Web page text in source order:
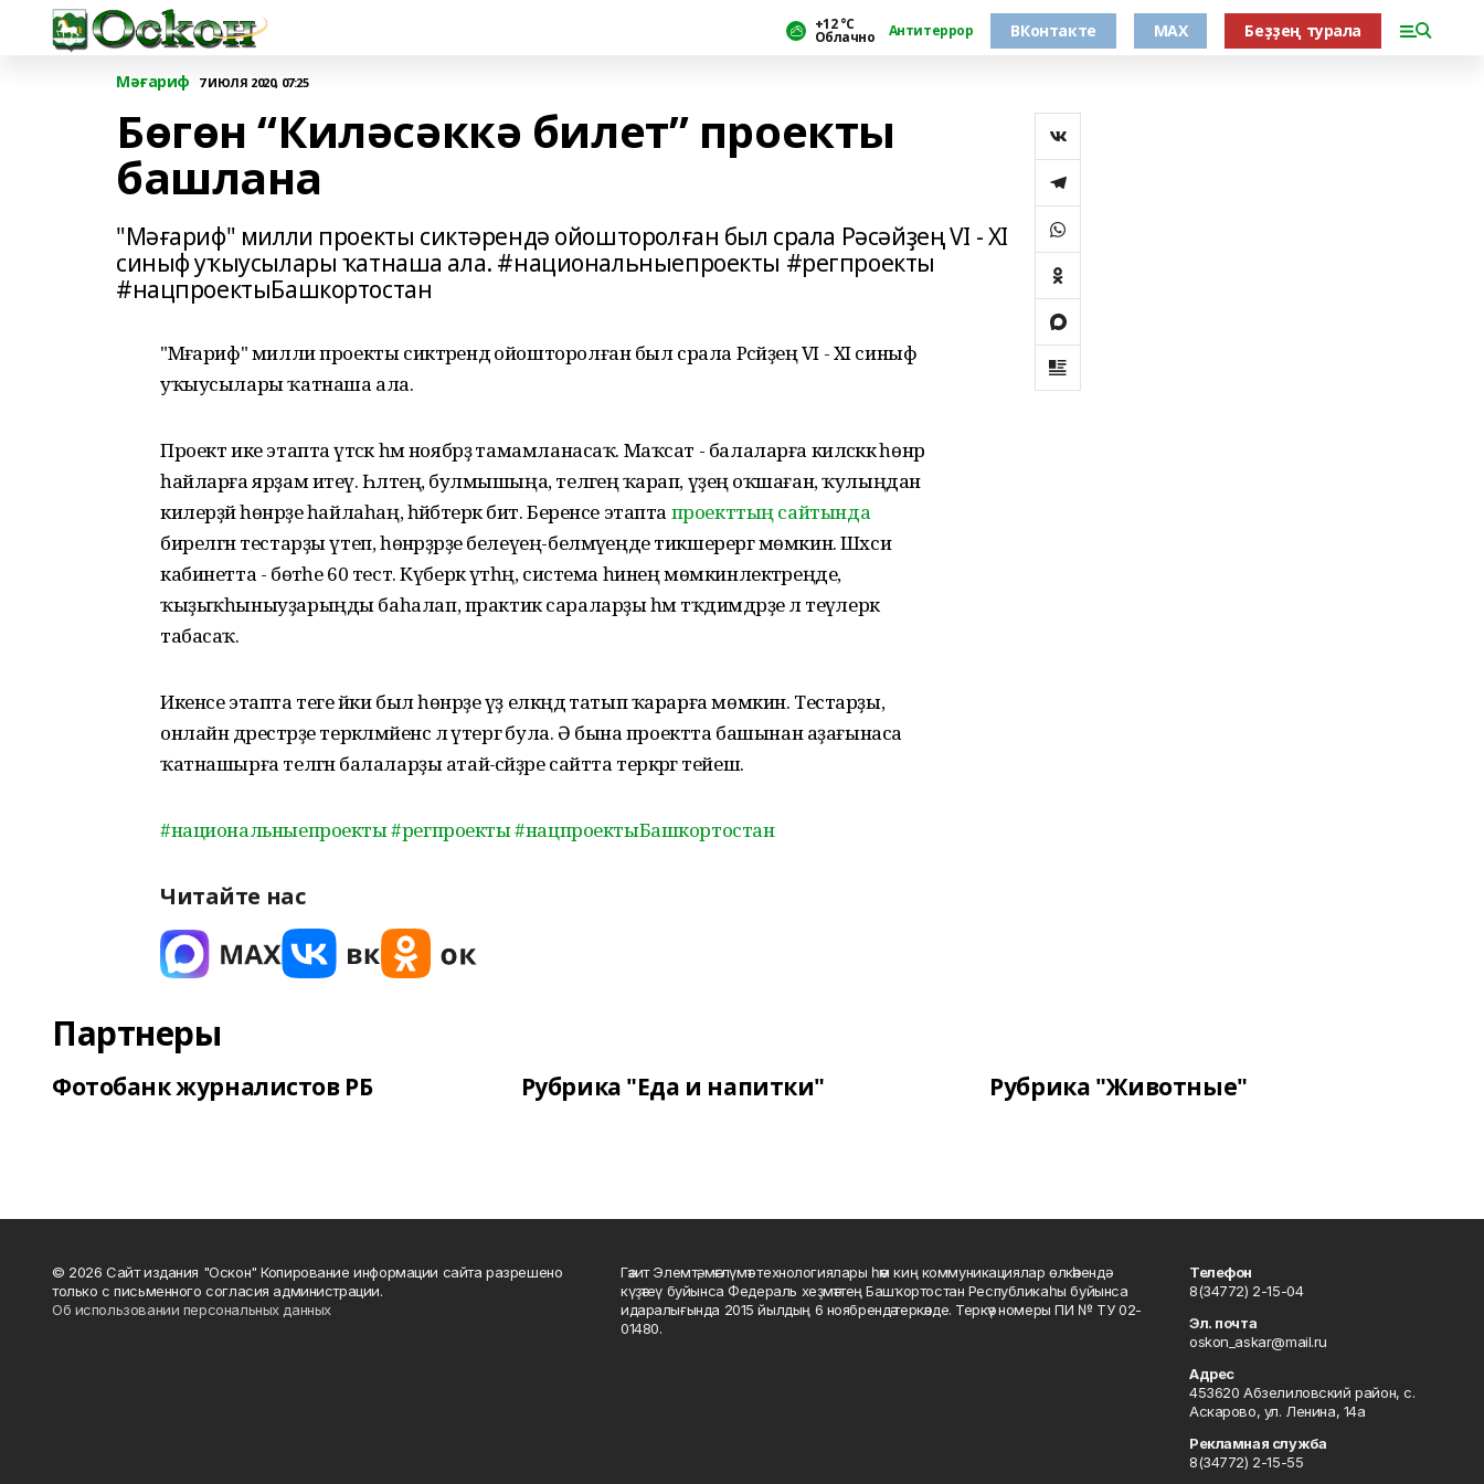
+12 °С
Облачно Антитеррор ВКонтакте MAX Беҙҙең турала
Мәғариф 7 ИЮЛЯ 2020, 07:25
Бөгөн “Киләсәккә билет” проекты
башлана
"Мәғариф" милли проекты сиктәрендә ойошторолған был срала Рәсәйҙең VI - XI
cиныф уҡыусылары ҡатнаша ала. #национальныепроекты #регпроекты
#нацпроектыБашкортостан
"Мәғариф" милли проекты сиктәрендә ойошторолған был срала Рәсәйҙең VI - XI cиныф
уҡыусылары ҡатнаша ала.
Проект ике этапта үтәсәк һәм ноябрҙә тамамланасаҡ. Маҡсат - балаларға киләсәккә һөнәр
һайларға ярҙам итеү. Һәләтеңә, булмышыңа, теләгеңә ҡарап, үҙеңә оҡшаған, ҡулыңдан
килерҙәй һөнәрҙе һайлаһаң, һәйбәтерәк бит. Беренсе этапта проекттың сайтында
бирелгән тестарҙы үтеп, һөнәрҙәрҙе белеүең-белмәүеңде тикшерергә мөмкин. Шәхси
кабинетта - бөтәһе 60 тест. Күберәк үтһәң, система һинең мөмкинлектәреңде,
ҡыҙыҡһыныуҙарыңды баһалап, практик сараларҙы һәм тәҡдимдәрҙе лә теүәлерәк
табасаҡ.
Икенсе этапта теге йәки был һөнәрҙе үҙ елкәңдә татып ҡарарға мөмкин. Тестарҙы,
онлайн дәрестәрҙе теркәлмәйенсә лә үтергә була. Ә бына проектта башынан аҙағынаса
ҡатнашырға теләгән балаларҙы атай-әсәйҙәре сайтта теркәргә тейеш.
#национальныепроекты#регпроекты#нацпроектыБашкортостан
Читайте нас
Партнеры
Фотобанк журналистов РБ Рубрика "Еда и напитки" Рубрика "Животные"
© 2026 Сайт издания "Оскон" Копирование информации сайта разрешено
только с письменного согласия администрации.
Об использовании персональных данных
Гәзит Элемтә, мәғлүмәт технологиялары һәм киң коммуникациялар өлкәһендә
күҙәтеү буйынса Федераль хеҙмәттең Башҡортостан Республикаһы буйынса
идаралығында 2015 йылдың 6 ноябрендә теркәлде. Теркәү номеры ПИ № ТУ 02-
01480.
Телефон
8(34772) 2-15-04
Эл. почта
oskon_askar@mail.ru
Адрес
453620 Абзелиловский район, с.
Аскарово, ул. Ленина, 14а
Рекламная служба
8(34772) 2-15-55